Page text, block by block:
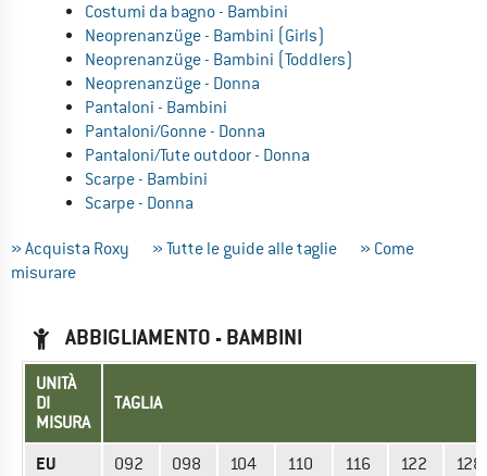
Costumi da bagno - Bambini
Neoprenanzüge - Bambini (Girls)
Neoprenanzüge - Bambini (Toddlers)
Neoprenanzüge - Donna
Pantaloni - Bambini
Pantaloni/Gonne - Donna
Pantaloni/Tute outdoor - Donna
Scarpe - Bambini
Scarpe - Donna
» Acquista Roxy » Tutte le guide alle taglie
» Come
misurare
ABBIGLIAMENTO - BAMBINI
UNITÀ
DI
MISURA
TAGLIA
EU 092 098 104 110 116 122 128